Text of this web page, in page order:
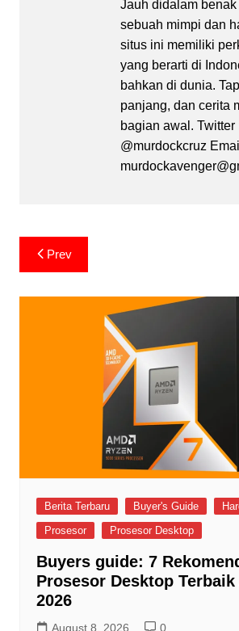
Jauh didalam benak
sebuah mimpi dan
situs ini memiliki
yang berarti di
bahkan di dunia.
panjang, dan cerita
bagian awal. Twitter
@murdockcruz
Post
navigation
Prev
Berita Terbaru Buyer's Guide
Prosesor
Prosesor Desktop
Buyers guide: 7
Prosesor Desktop
2026
August 8, 2026 0